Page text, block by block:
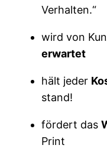
Verhalten.“
wird von
erwartet
hält jeder
stand!
fördert das
Print